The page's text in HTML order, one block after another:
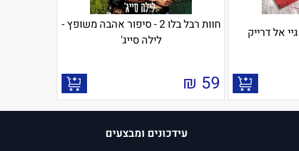
חוות רבל בלו 2 - סיפור אהבה משופץ -
לילה סייג'
59
₪
עידכונים ומבצעים